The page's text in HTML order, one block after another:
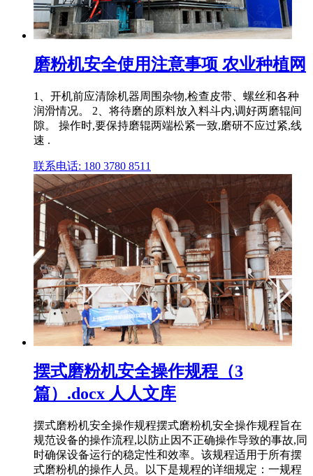
磨粉机安全使用注意事项 农业种植网
1、开机前应清除机器周围杂物,检查皮带、螺丝和各种
润滑情况。 2、将待磨的原料放入料斗内,调好两磨辊间
隙。 操作时,要保持磨辊两端松紧一致,磨研不应过紧,线
速 .
联系电话: 180 3780 8511
摆式磨粉机安全操作规程（3
篇）.docx 人人文库
摆式磨粉机安全操作规程摆式磨粉机安全操作规程旨在
规范设备的操作流程,以防止因不正确操作导致的事故,同
时确保设备运行的稳定性和效率。该规程适用于所有摆
式磨粉机的操作人员。以下是规程的详细规定：一规程